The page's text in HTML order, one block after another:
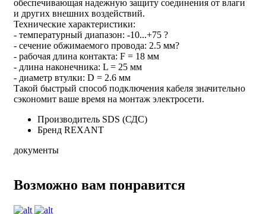
обеспечивающая надежную защиту соединения от влаги
и других внешних воздействий.
Технические характеристики:
- температурный диапазон: -10...+75 ?
- сечение обжимаемого провода: 2.5 мм?
- рабочая длина контакта: F = 18 мм
- длина наконечника: L = 25 мм
- диаметр втулки: D = 2.6 мм
Такой быстрый способ подключения кабеля значительно
сэкономит ваше время на монтаж электросети.
Производитель SDS (СДС)
Бренд REXANT
документы
Возможно вам понравится